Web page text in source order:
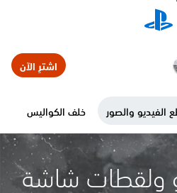
الفيديو والصور خلف الكواليس
اشترِ الآن
ولقطات شاشة